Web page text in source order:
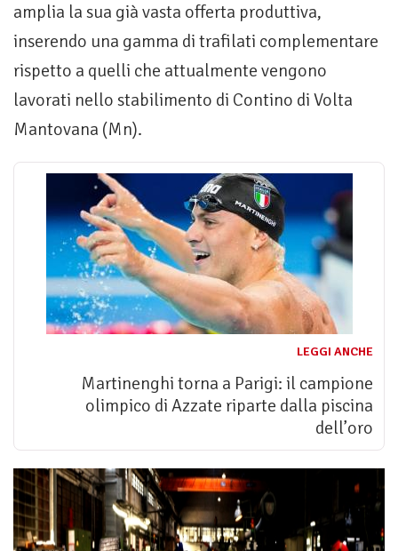
amplia la sua già vasta offerta produttiva,
inserendo una gamma di trafilati complementare
rispetto a quelli che attualmente vengono
lavorati nello stabilimento di Contino di Volta
Mantovana (Mn).
LEGGI ANCHE
Martinenghi torna a Parigi: il campione
olimpico di Azzate riparte dalla piscina
dell’oro